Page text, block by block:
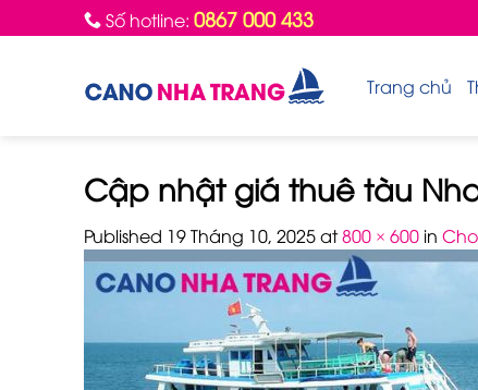
to
Số hotline: 0867 000 433
Trang chủ
Cập nhật giá thuê tàu
Published 19 Tháng 10, 2025at800 × 600 in